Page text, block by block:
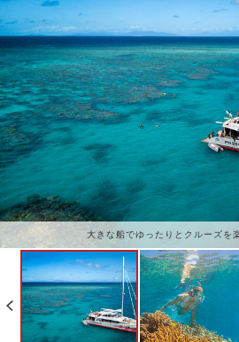
大きな船でゆったりとクルーズを
シュノーケルでも十分楽しいグレ